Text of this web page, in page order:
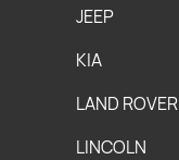
JEEP
KIA
LAND ROVER
LINCOLN